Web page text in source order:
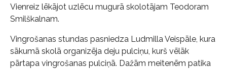
Vienreiz lēkājot uzlēcu mugurā skolotājam Teodoram
Smilškalnam.
Vingrošanas stundas pasniedza Ludmilla Veispāle, kura
sākumā skolā organizēja deju pulciņu, kurš vēlāk
pārtapa vingrošanas pulciņā. Dažām meitenēm patika